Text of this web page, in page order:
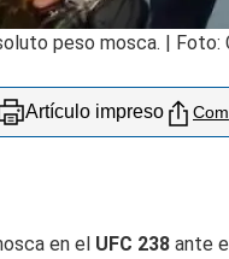
peso mosca. | Foto:
Artículo impreso
en el UFC 238 ante